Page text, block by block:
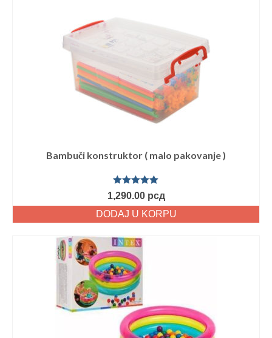
Bambuči konstruktor ( malo pakovanje )
Ocenjeno
sa5.00 od
5
1,290.00 рсд
DODAJ U KORPU